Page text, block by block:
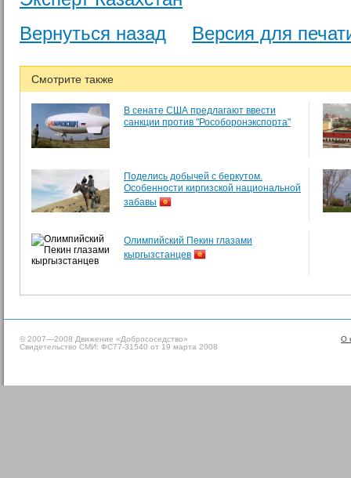
Вернуться назад
Версия для
Смотрите также
В сенате США предлагают ввести
санкции против "Рособоронэкспорта"
Поделись добычей с беркутом.
Особенности киргизской национальной
забавы
Олимпийский Пекин глазами
кыргызстанцев
О
© 2007—2008 Движение «Добрососедство»
Свидетельство СМИ: ФС77-31540 от 19 марта 2008